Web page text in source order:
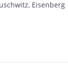
Eisenberg